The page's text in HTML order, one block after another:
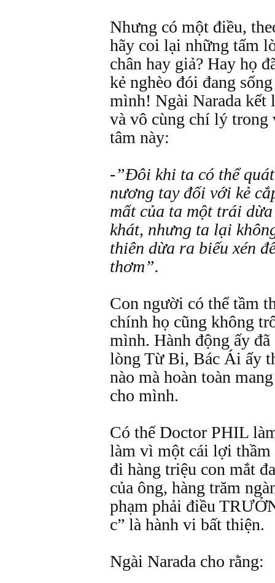
Nhưng có một điều,
hãy coi lại những tấm
chân hay giả? Hay họ
kẻ nghèo đói đang
mình! Ngài Narada
và vô cùng chí lý trong
tâm này:
-”Đôi khi ta có thể
nương tay đối với kẻ
mất của ta một trái
khát, nhưng ta lại
thiên dừa ra biếu xén
thơm”.
Con người có thể tầm
chính họ cũng không
mình. Hành động ấy
lòng Từ Bi, Bác Ái ấy
nào mà hoàn toàn
cho mình.
Có thể Doctor PHIL
làm vì một cái lợi thầm
đi hàng triệu con mắt
của ông, hàng trăm
phạm phải điều
c” là hành vi bất thiện.
Ngài Narada cho rằng: